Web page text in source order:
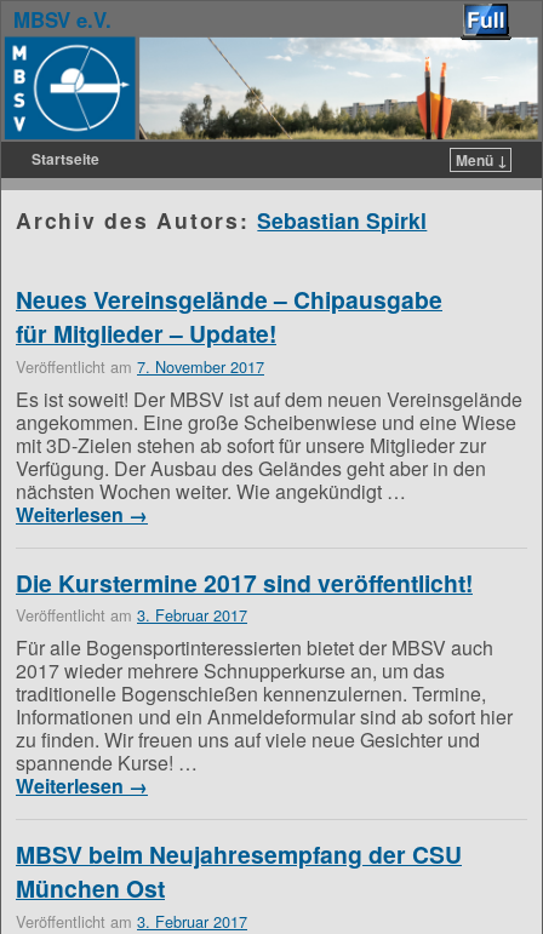
MBSV e.V.
Startseite
Menü ↓
Zum Inhalt wechseln
Zum sekundären Inhalt wechseln
Archiv des Autors:Sebastian Spirkl
Neues Vereinsgelände – Chipausgabe
für Mitglieder – Update!
Veröffentlicht am 7. November 2017
Es ist soweit! Der MBSV ist auf dem neuen Vereinsgelände
angekommen. Eine große Scheibenwiese und eine Wiese
mit 3D-Zielen stehen ab sofort für unsere Mitglieder zur
Verfügung. Der Ausbau des Geländes geht aber in den
nächsten Wochen weiter. Wie angekündigt …
Weiterlesen →
Die Kurstermine 2017 sind veröffentlicht!
Veröffentlicht am 3. Februar 2017
Für alle Bogensportinteressierten bietet der MBSV auch
2017 wieder mehrere Schnupperkurse an, um das
traditionelle Bogenschießen kennenzulernen. Termine,
Informationen und ein Anmeldeformular sind ab sofort hier
zu finden. Wir freuen uns auf viele neue Gesichter und
spannende Kurse! …
Weiterlesen →
MBSV beim Neujahresempfang der CSU
München Ost
Veröffentlicht am 3. Februar 2017